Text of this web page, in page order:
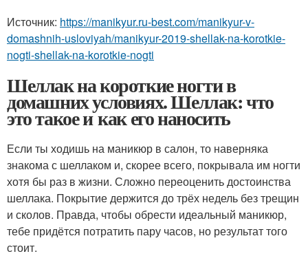
Источник: https://manikyur.ru-best.com/manikyur-v-
domashnih-usloviyah/manikyur-2019-shellak-na-korotkie-
nogti-shellak-na-korotkie-nogti
Шеллак на короткие ногти в
домашних условиях. Шеллак: что
это такое и как его наносить
Если ты ходишь на маникюр в салон, то наверняка
знакома с шеллаком и, скорее всего, покрывала им ногти
хотя бы раз в жизни. Сложно переоценить достоинства
шеллака. Покрытие держится до трёх недель без трещин
и сколов. Правда, чтобы обрести идеальный маникюр,
тебе придётся потратить пару часов, но результат того
стоит.